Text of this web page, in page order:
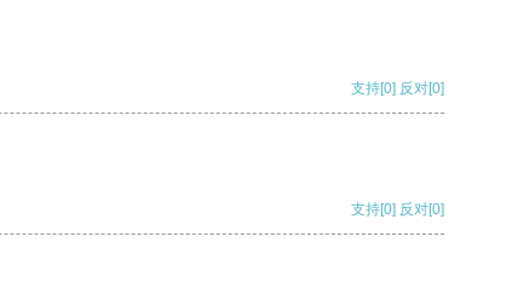
支持[0] 反对[0]
支持[0] 反对[0]